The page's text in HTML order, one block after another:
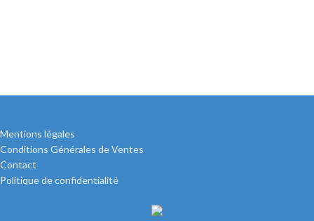
Mentions légales
Conditions Générales de Ventes
Contact
Politique de confidentialité